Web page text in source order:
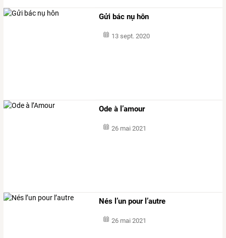
Gửi bác nụ hôn
13 sept. 2020
Ode à l’amour
26 mai 2021
Nés l’un pour l’autre
26 mai 2021